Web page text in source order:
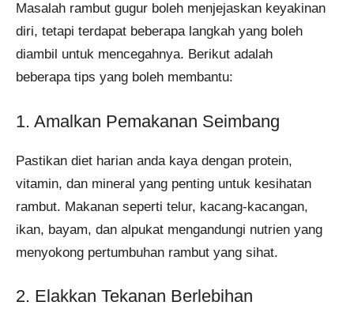
Masalah rambut gugur boleh menjejaskan keyakinan
diri, tetapi terdapat beberapa langkah yang boleh
diambil untuk mencegahnya. Berikut adalah
beberapa tips yang boleh membantu:
1. Amalkan Pemakanan Seimbang
Pastikan diet harian anda kaya dengan protein,
vitamin, dan mineral yang penting untuk kesihatan
rambut. Makanan seperti telur, kacang-kacangan,
ikan, bayam, dan alpukat mengandungi nutrien yang
menyokong pertumbuhan rambut yang sihat.
2. Elakkan Tekanan Berlebihan